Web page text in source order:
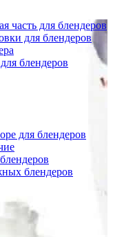
часть для блендеров
для блендеров
блендеров
для блендеров
блендеров